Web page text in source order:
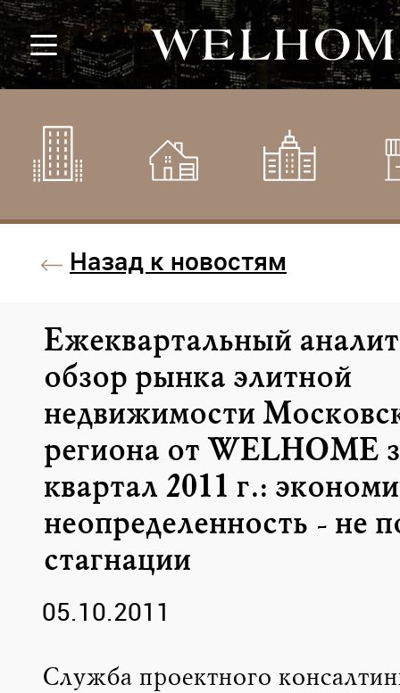
Назад к новостям
Ежеквартальный
обзор рынка элитной
недвижимости
региона от WELHOME
квартал 2011 г.:
неопределенность - не
стагнации
05.10.2011
Служба проектного